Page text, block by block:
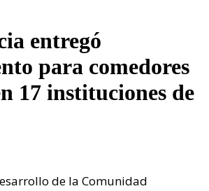
entregó
para comedores
17 instituciones de
de la Comunidad